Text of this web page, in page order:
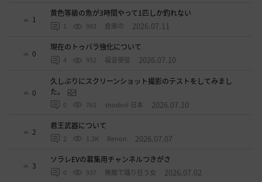
1
黄色等級の魚が3時間やって1匹しか釣れない
1 983 倉庫の 2026.07.11
0
現在のトゥバラ強化について
4 952 福音使徒 2026.07.10
0
久しぶりにスクリーンショット撮影のテストをしてみまし
た。
0 761 shodori-日本 2026.07.10
2
君王武器について
2 1.2K Renon 2026.07.07
3
ソラレEVの募集用チャンネルつきがさ
0 937 無敵で踊り狂う女 2026.07.02